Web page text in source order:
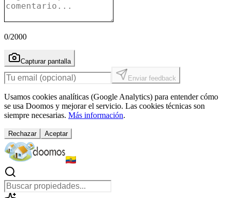
0/2000
Capturar pantalla
Enviar feedback
Usamos cookies analíticas (Google Analytics) para entender cómo
se usa Doomos y mejorar el servicio. Las cookies técnicas son
siempre necesarias. Más información.
Rechazar Aceptar